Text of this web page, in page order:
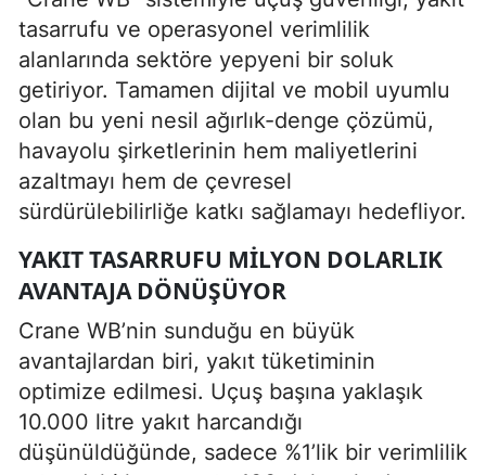
tasarrufu ve operasyonel verimlilik
alanlarında sektöre yepyeni bir soluk
getiriyor. Tamamen dijital ve mobil uyumlu
olan bu yeni nesil ağırlık-denge çözümü,
havayolu şirketlerinin hem maliyetlerini
azaltmayı hem de çevresel
sürdürülebilirliğe katkı sağlamayı hedefliyor.
YAKIT TASARRUFU MILYON DOLARLIK
AVANTAJA DÖNÜŞÜYOR
Crane WB’nin sunduğu en büyük
avantajlardan biri, yakıt tüketiminin
optimize edilmesi. Uçuş başına yaklaşık
10.000 litre yakıt harcandığı
düşünüldüğünde, sadece %1’lik bir verimlilik